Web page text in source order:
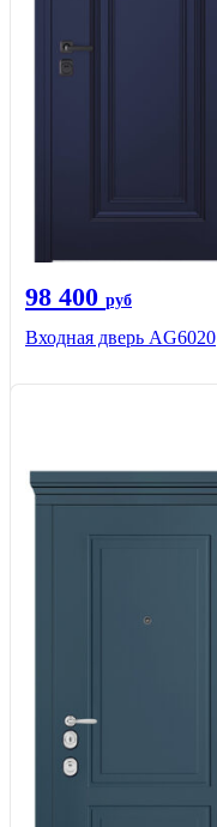
98 400 руб
Входная дверь AG6020